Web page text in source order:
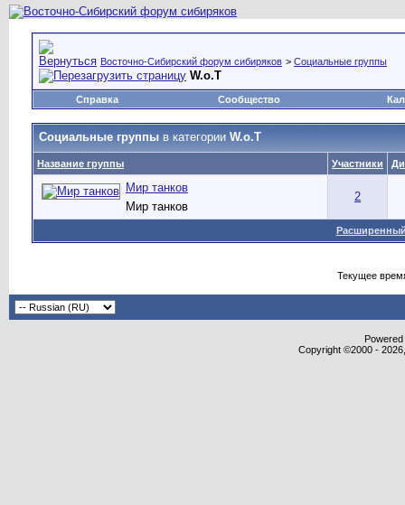
Восточно-Сибирский форум сибиряков > Социальные группы
W.o.T
Справка Сообщество
Социальные группы в категории W.o.T
Название группы Участники
Мир танков
Мир танков
2
Текущее
Copyright ©2000 -